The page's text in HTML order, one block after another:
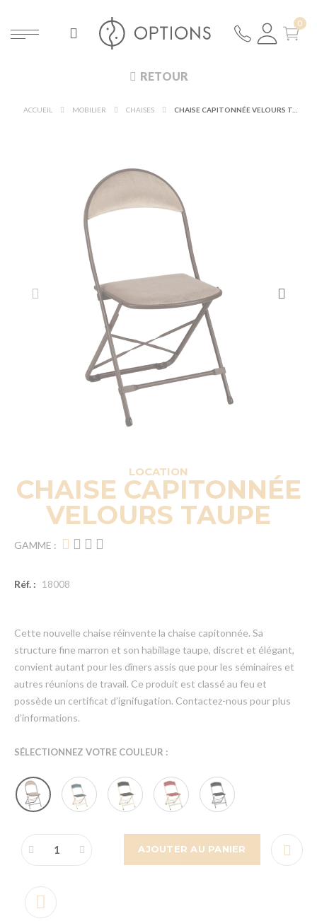
RETOUR
ACCUEIL MOBILIER CHAISES CHAISE CAPITONNÉE VELOURS TAUPE
LOCATION
CHAISE CAPITONNÉE
VELOURS TAUPE
GAMME :
Réf. : 18008
Cette nouvelle chaise réinvente la chaise capitonnée. Sa
structure fine marron et son habillage taupe, discret et élégant,
convient autant pour les dîners assis que pour les séminaires et
autres réunions de travail. Ce produit est classé au feu et
possède un certificat d’ignifugation. Contactez-nous pour plus
d’informations.
SÉLECTIONNEZ VOTRE COULEUR :
AJOUTER AU PANIER